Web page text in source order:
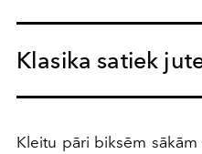
Klasika satiek
Kleitu pāri biksēm